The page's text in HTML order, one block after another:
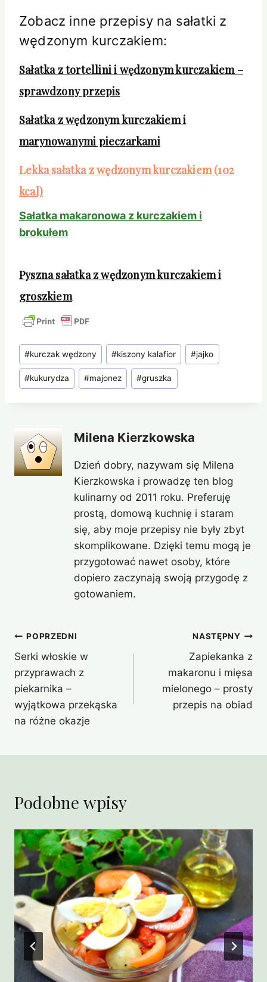
Zobacz inne przepisy na sałatki z
wędzonym kurczakiem:
Sałatka z tortellini i wędzonym kurczakiem –
sprawdzony przepis
Sałatka z wędzonym kurczakiem i
marynowanymi pieczarkami
Lekka sałatka z wędzonym kurczakiem (102
kcal)
Sałatka makaronowa z kurczakiem i
brokułem
Pyszna sałatka z wędzonym kurczakiem i
groszkiem
Tagi
wpisu:
#kurczak wędzony #kiszony kalafior #jajko
#kukurydza #majonez #gruszka
Milena Kierzkowska
Dzień dobry, nazywam się Milena
Kierzkowska i prowadzę ten blog
kulinarny od 2011 roku. Preferuję
prostą, domową kuchnię i staram
się, aby moje przepisy nie były zbyt
skomplikowane. Dzięki temu mogą je
przygotować nawet osoby, które
dopiero zaczynają swoją przygodę z
gotowaniem.
Nawigacja
wpisu
POPRZEDNI
Serki włoskie w
przyprawach z
piekarnika –
wyjątkowa przekąska
na różne okazje
NASTĘPNY
Zapiekanka z
makaronu i mięsa
mielonego – prosty
przepis na obiad
Podobne wpisy